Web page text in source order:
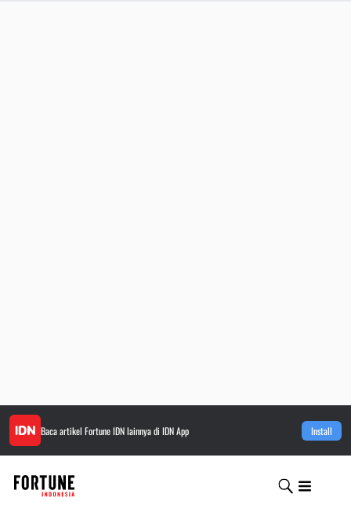
Baca artikel Fortune IDNlainnya di IDN App Install